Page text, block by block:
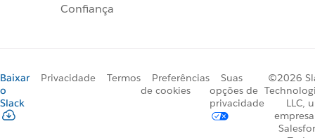
Confiança
Baixar
o
Slack
Privacidade Termos
Preferências
de cookies
Suas
opções de
privacidade
©2026
LLC,